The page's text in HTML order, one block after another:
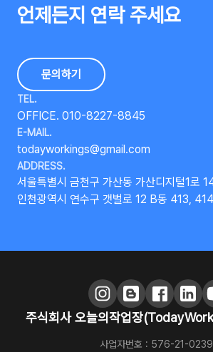
언제든지 연락 주세요
문의하기
TEL.
OFFICE. 010-8227-8845
E-MAIL.
todayworkings@gmail.com
ADDRESS.
서울특별시 금천구 가산동 가산디지털1로
인천광역시 연수구 갯벌로 12 B동 413,
주식회사 오늘의작업장
사업자번호 : 576-21-